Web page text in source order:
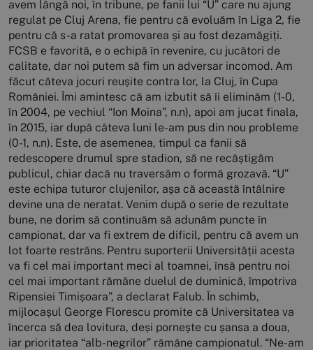
avem lângă noi, în tribune, pe fanii lui “U” care nu ajung
regulat pe Cluj Arena, fie pentru că evoluăm în Liga 2, fie
pentru că s-a ratat promovarea și au fost dezamăgiți.
FCSB e favorită, e o echipă în revenire, cu jucători de
calitate, dar noi putem să fim un adversar incomod. Am
făcut câteva jocuri reușite contra lor, la Cluj, în Cupa
României. Îmi amintesc că am izbutit să îi eliminăm (1-0,
în 2004, pe vechiul “Ion Moina”, n.n), apoi am jucat finala,
în 2015, iar după câteva luni le-am pus din nou probleme
(0-1, n.n). Este, de asemenea, timpul ca fanii să
redescopere drumul spre stadion, să ne recâștigăm
publicul, chiar dacă nu traversăm o formă grozavă. “U”
este echipa tuturor clujenilor, așa că această întâlnire
devine una de neratat. Venim după o serie de rezultate
bune, ne dorim să continuăm să adunăm puncte în
campionat, dar va fi extrem de dificil, pentru că avem un
lot foarte restrâns. Pentru suporterii Universității acesta
va fi cel mai important meci al toamnei, însă pentru noi
cel mai important rămâne duelul de duminică, împotriva
Ripensiei Timișoara”, a declarat Falub. În schimb,
mijlocașul George Florescu promite că Universitatea va
încerca să dea lovitura, deși pornește cu șansa a doua,
iar prioritatea “alb-negrilor” rămâne campionatul. “Ne-am